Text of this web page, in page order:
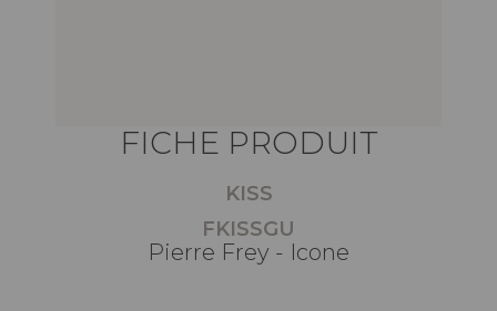
FICHE PRODUIT
KISS
FKISSGU
Pierre Frey - Icone